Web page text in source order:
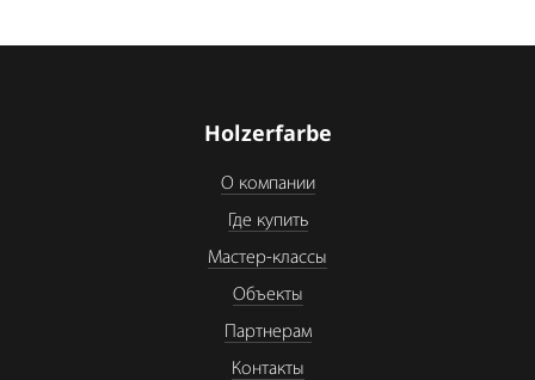
Holzerfarbe
О компании
Где купить
Мастер-классы
Объекты
Партнерам
Контакты